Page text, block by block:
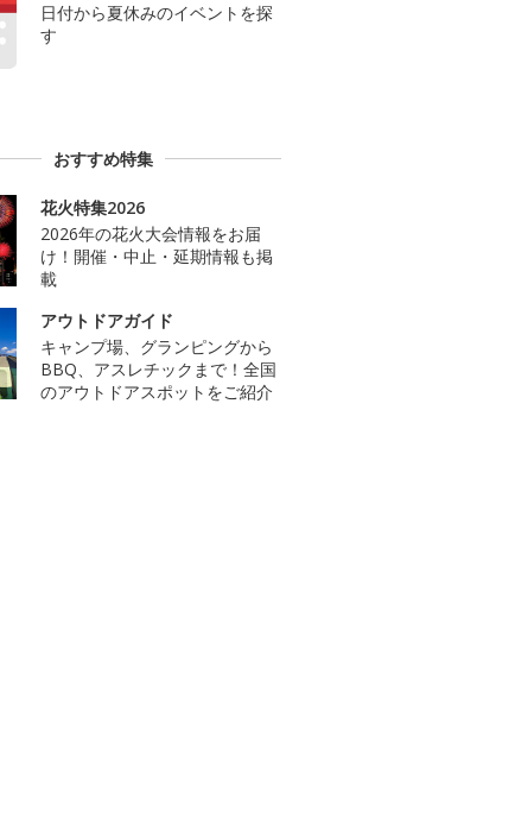
日付から夏休みのイベントを探
す
おすすめ特集
花火特集2026
2026年の花火大会情報をお届
け！開催・中止・延期情報も掲
載
アウトドアガイド
キャンプ場、グランピングから
BBQ、アスレチックまで！全国
のアウトドアスポットをご紹介